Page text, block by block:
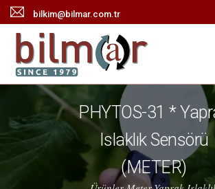
bilkim@bilmar.com.tr
ANASAYFA
KURUMSAL
PHYTOS-31 *
Islaklık Sensörü
(METER)